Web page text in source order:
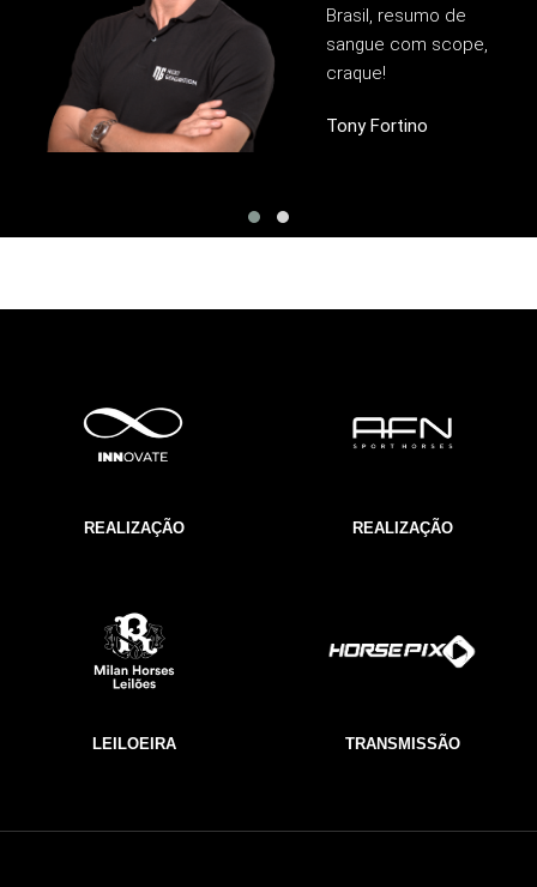
Brasil, resumo de
sangue com scope,
craque!
Tony Fortino
REALIZAÇÃO REALIZAÇÃO
LEILOEIRA TRANSMISSÃO